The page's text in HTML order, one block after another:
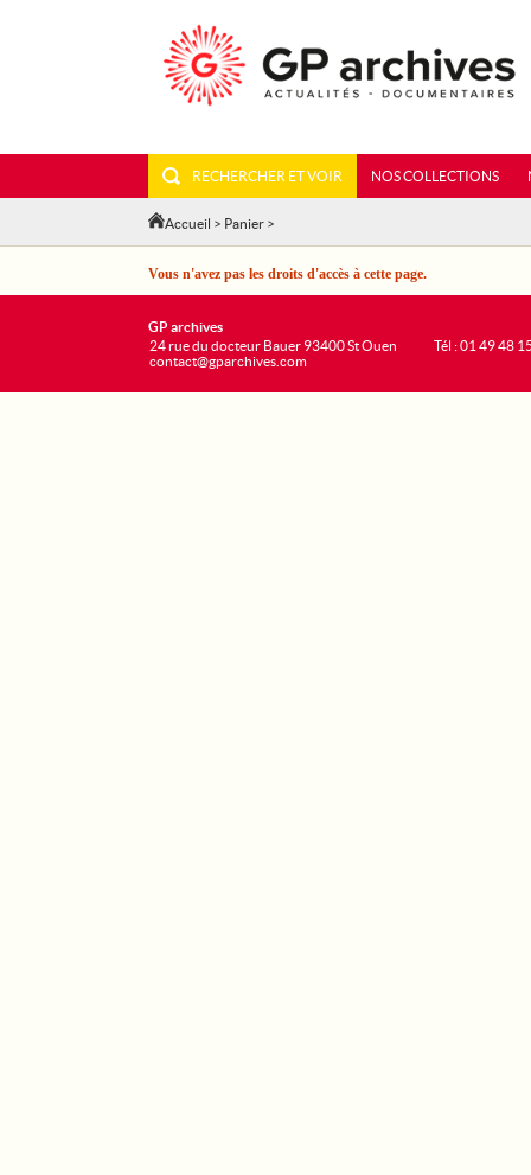
RECHERCHER ET VOIR NOS COLLECTIONS
Accueil > Panier >
Vous n'avez pas les droits d'accès à cette page.
GP archives
24 rue du docteur Bauer 93400 St Ouen
contact@gparchives.com
Tél : 01 49 48